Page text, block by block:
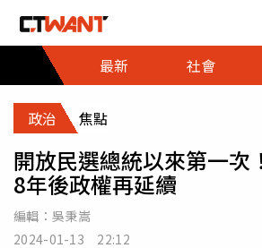
最新
社會
政治 焦點
開放民選總統以來第一次
8年後政權再延續
編輯： 吳秉嵩
2024-01-13 22:12